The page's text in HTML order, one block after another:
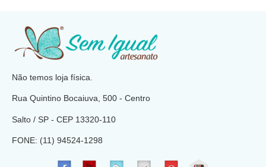
Não temos loja física.
Rua Quintino Bocaiuva, 500 - Centro
Salto / SP - CEP 13320-110
FONE: (11) 94524-1298